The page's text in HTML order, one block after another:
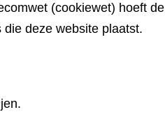
(cookiewet) hoeft de
deze website plaatst.